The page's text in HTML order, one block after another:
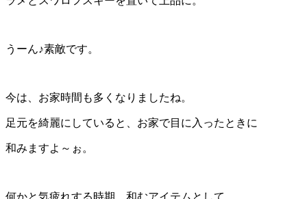
うーん♪素敵です。
今は、お家時間も多くなりましたね。
足元を綺麗にしていると、お家で目に入ったときに
和みますよ～ぉ。
何かと気疲れする時期、和むアイテムとして